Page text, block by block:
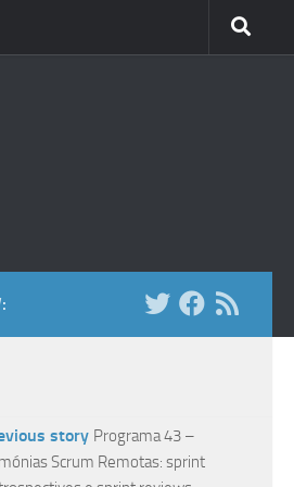
story Programa 43 –
Scrum Remotas: sprint